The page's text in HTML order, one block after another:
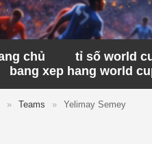
chủ tỉ số world
bang xep hang world
» Teams » Yelimay Semey